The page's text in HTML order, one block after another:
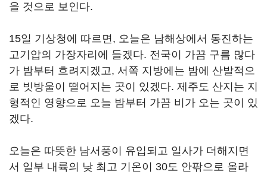
을 것으로 보인다.
15일 기상청에 따르면, 오늘은 남해상에서 동진하는
고기압의 가장자리에 들겠다. 전국이 가끔 구름 많다
가 밤부터 흐려지겠고, 서쪽 지방에는 밤에 산발적으
로 빗방울이 떨어지는 곳이 있겠다. 제주도 산지는 지
형적인 영향으로 오늘 밤부터 가끔 비가 오는 곳이 있
겠다.
오늘은 따뜻한 남서풍이 유입되고 일사가 더해지면
서 일부 내륙의 낮 최고 기온이 30도 안팎으로 올라